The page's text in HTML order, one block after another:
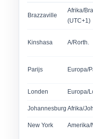
Brazzaville
Afrika/
(UTC+1)
Kinshasa A/Rorth.
Parijs Europa/
Londen Europa/
Johannesburg Afrika/
New York Amerika/